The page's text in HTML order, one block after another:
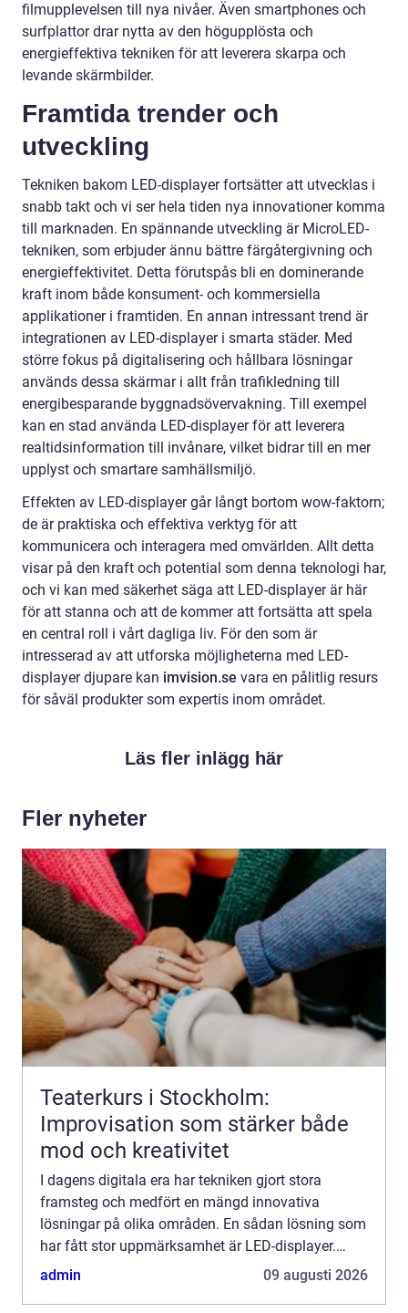
filmupplevelsen till nya nivåer. Även smartphones och
surfplattor drar nytta av den högupplösta och
energieffektiva tekniken för att leverera skarpa och
levande skärmbilder.
Framtida trender och
utveckling
Tekniken bakom LED-displayer fortsätter att utvecklas i
snabb takt och vi ser hela tiden nya innovationer komma
till marknaden. En spännande utveckling är MicroLED-
tekniken, som erbjuder ännu bättre färgåtergivning och
energieffektivitet. Detta förutspås bli en dominerande
kraft inom både konsument- och kommersiella
applikationer i framtiden. En annan intressant trend är
integrationen av LED-displayer i smarta städer. Med
större fokus på digitalisering och hållbara lösningar
används dessa skärmar i allt från trafikledning till
energibesparande byggnadsövervakning. Till exempel
kan en stad använda LED-displayer för att leverera
realtidsinformation till invånare, vilket bidrar till en mer
upplyst och smartare samhällsmiljö.
Effekten av LED-displayer går långt bortom wow-faktorn;
de är praktiska och effektiva verktyg för att
kommunicera och interagera med omvärlden. Allt detta
visar på den kraft och potential som denna teknologi har,
och vi kan med säkerhet säga att LED-displayer är här
för att stanna och att de kommer att fortsätta att spela
en central roll i vårt dagliga liv. För den som är
intresserad av att utforska möjligheterna med LED-
displayer djupare kan imvision.se vara en pålitlig resurs
för såväl produkter som expertis inom området.
Läs fler inlägg här
Fler nyheter
Teaterkurs i Stockholm:
Improvisation som stärker både
mod och kreativitet
I dagens digitala era har tekniken gjort stora
framsteg och medfört en mängd innovativa
lösningar på olika områden. En sådan lösning som
har fått stor uppmärksamhet är LED-displayer.
Dessa skä...
admin 09 augusti 2026